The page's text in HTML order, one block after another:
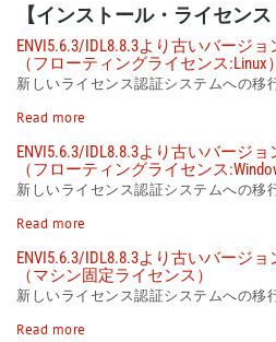
【インストール・ライセンス
ENVI5.6.3/IDL8.8.3より古いバージ
（フローティングライセンス:Linux）
新しいライセンス認証システムへの移
Read more
ENVI5.6.3/IDL8.8.3より古いバージ
（フローティングライセンス
新しいライセンス認証システムへの移
Read more
ENVI5.6.3/IDL8.8.3より古いバージ
（マシン固定ライセンス）
新しいライセンス認証システムへの移
Read more